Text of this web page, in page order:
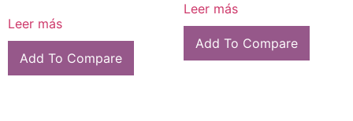
Leer más
Add To Compare
Leer más
Add To Compare